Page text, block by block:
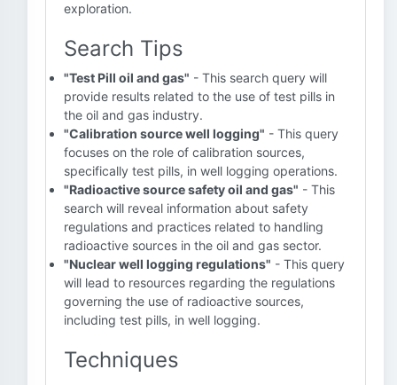
exploration.
Search Tips
"Test Pill oil and gas" - This search query will
provide results related to the use of test pills in
the oil and gas industry.
"Calibration source well logging" - This query
focuses on the role of calibration sources,
specifically test pills, in well logging operations.
"Radioactive source safety oil and gas" - This
search will reveal information about safety
regulations and practices related to handling
radioactive sources in the oil and gas sector.
"Nuclear well logging regulations" - This query
will lead to resources regarding the regulations
governing the use of radioactive sources,
including test pills, in well logging.
Techniques